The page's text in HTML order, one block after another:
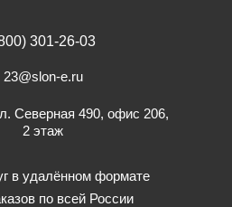
301-26-03
23@slon-e.ru
Северная 490, офис 206,
2 этаж
в удалённом формате
по всей России